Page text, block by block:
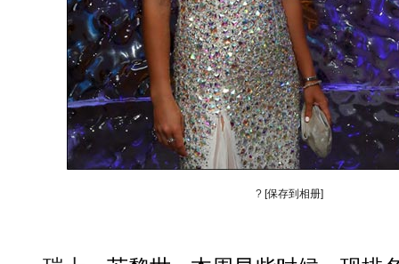
? [保存到相册]